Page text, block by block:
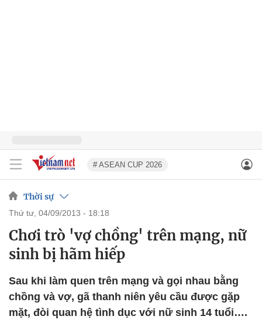
# ASEAN CUP 2026
Thời sự
thứ tư, 04/09/2013 - 18:18
Chơi trò 'vợ chồng' trên mạng, nữ
sinh bị hãm hiếp
Sau khi làm quen trên mạng và gọi nhau bằng
chồng và vợ, gã thanh niên yêu cầu được gặp
mặt, đòi quan hệ tình dục với nữ sinh 14 tuổi….